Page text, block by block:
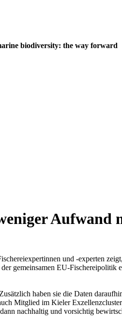
biodiversity: the way forward
Aufwand
und -experten
gemeinsamen EU-
haben sie die Daten
Mitglied im Kieler
nachhaltig und vorsichtig